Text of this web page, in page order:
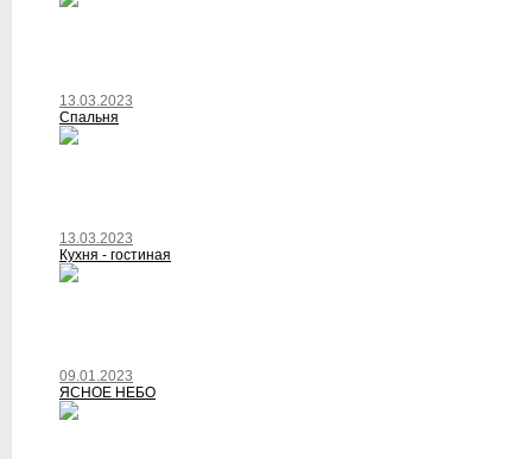
13.03.2023
Спальня
13.03.2023
Кухня - гостиная
09.01.2023
ЯСНОЕ НЕБО